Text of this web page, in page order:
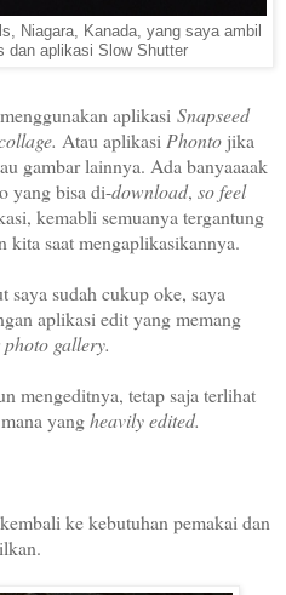
Niagara, Kanada, yang saya ambil
dan aplikasi Slow Shutter
aplikasi Snapseed
Atau aplikasiPhonto jika
gambar lainnya. Ada banyaaaak
yang bisa di-download, so feel
kemabli semuanya tergantung
kita saat mengaplikasikannya.
saya sudah cukup oke, saya
aplikasi edit yang memang
photo gallery.
mengeditnya, tetap saja terlihat
yangheavily edited.
ke kebutuhan pemakai dan